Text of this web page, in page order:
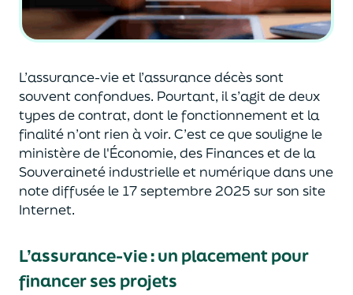
L’assurance-vie et l’assurance décès sont
souventconfondues. Pourtant, il s’agit de deux
types de contrat, dont le fonctionnement et la
finalité n’ont rien à voir. C’est ce que souligne le
ministère de l'Économie, des Financeset de la
Souveraineté industrielle et numériquedans une
note diffusée le 17 septembre 2025 sur son site
Internet.
L’assurance-vie : un placement pour
financer ses projets